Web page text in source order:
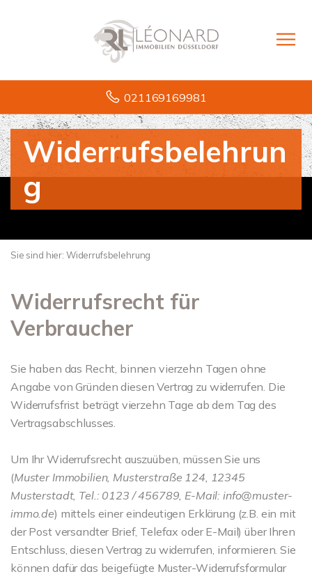
021169169981
Widerrufsbelehrun
g
Sie sind hier: Widerrufsbelehrung
Widerrufsrecht für
Verbraucher
Sie haben das Recht, binnen vierzehn Tagen ohne
Angabe von Gründen diesen Vertrag zu widerrufen. Die
Widerrufsfrist beträgt vierzehn Tage ab dem Tag des
Vertragsabschlusses.
Um Ihr Widerrufsrecht auszuüben, müssen Sie uns
(Muster Immobilien, Musterstraße 124, 12345
Musterstadt, Tel.: 0123 / 456789, E-Mail: info@muster-
immo.de) mittels einer eindeutigen Erklärung (z.B. ein mit
der Post versandter Brief, Telefax oder E-Mail) über Ihren
Entschluss, diesen Vertrag zu widerrufen, informieren. Sie
können dafür das beigefügte Muster-Widerrufsformular